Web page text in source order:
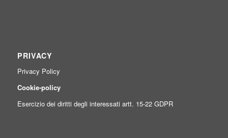
PRIVACY
Privacy Policy
Cookie-policy
Esercizio dei diritti degli interessati artt. 15-22 GDPR